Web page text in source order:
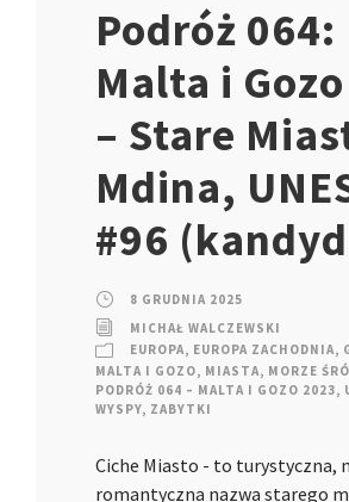
Podróż 064:
Malta i
– Stare
Mdina,
#96
8 GRUDNIA 2025
MICHAŁ WALCZEWSKI
EUROPA, EUROPA ZACHODNIA,
MALTA I GOZO, MIASTA, MORZE
PODRÓŻ 064 – MALTA I GOZO 2023,
WYSPY, ZABYTKI
Ciche Miasto - to turystyczna,
romantyczna nazwa starego